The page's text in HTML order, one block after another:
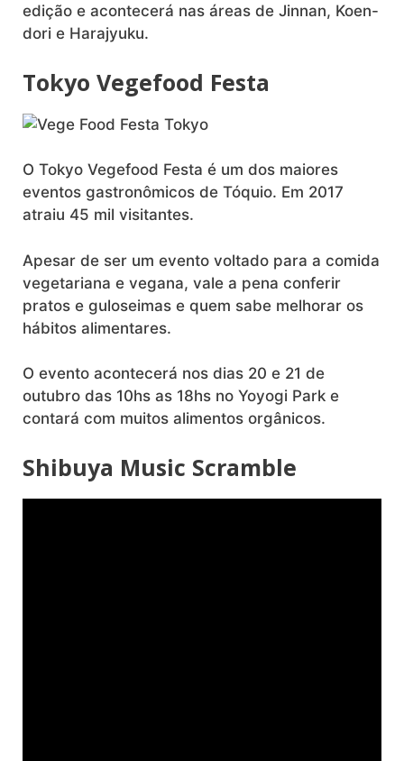
edição e acontecerá nas áreas de Jinnan, Koen-
dori e Harajyuku.
Tokyo Vegefood Festa
O Tokyo Vegefood Festa é um dos maiores
eventos gastronômicos de Tóquio. Em 2017
atraiu 45 mil visitantes.
Apesar de ser um evento voltado para a comida
vegetariana e vegana, vale a pena conferir
pratos e guloseimas e quem sabe melhorar os
hábitos alimentares.
O evento acontecerá nos dias 20 e 21 de
outubro das 10hs as 18hs no Yoyogi Park e
contará com muitos alimentos orgânicos.
Shibuya Music Scramble